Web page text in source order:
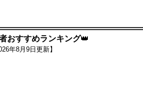
おすすめランキング👑
年8月9日更新】